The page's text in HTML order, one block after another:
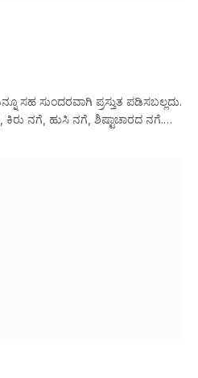
ಸಹ ಸುಂದರವಾಗಿ ಪ್ರಸ್ತುತ ಪಡಿಸಬಲ್ಲದು.
ನಗೆ, ಹುಸಿ ನಗೆ, ಶಿಷ್ಟಾಚಾರದ ನಗೆ.…